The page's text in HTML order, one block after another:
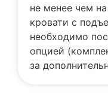
не менее чем
кровати с
необходимо
опцией
за